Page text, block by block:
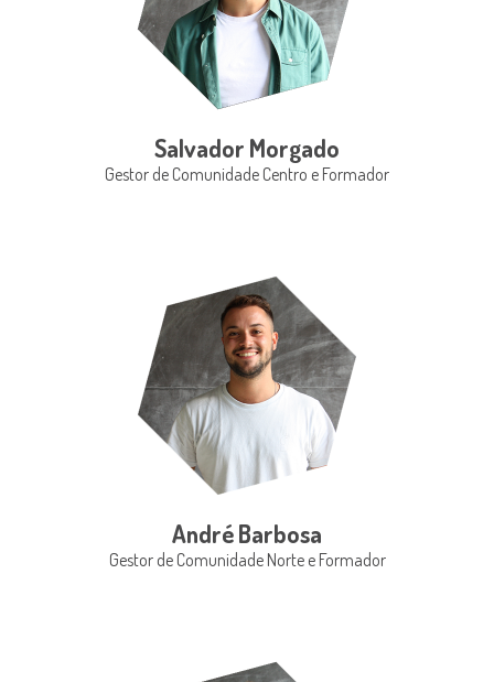
Salvador Morgado
Gestor de Comunidade Centro e Formador
André Barbosa
Gestor de Comunidade Norte e Formador